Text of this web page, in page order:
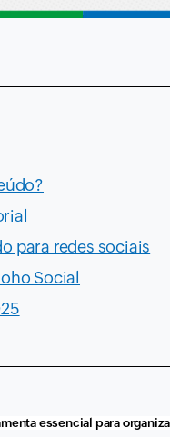
para redes sociais
Social
essencial para